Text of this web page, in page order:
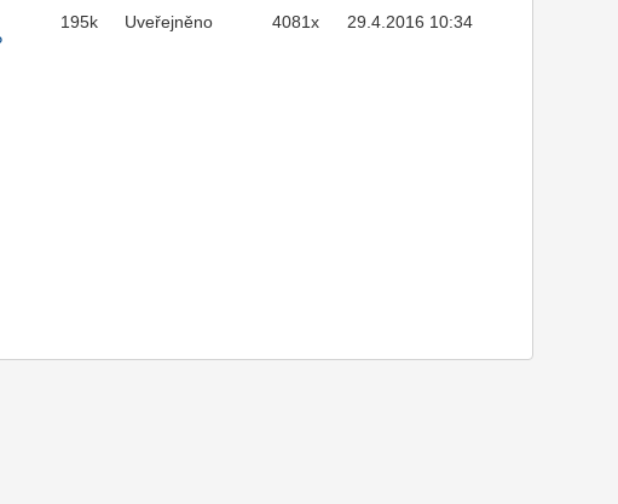
195k Uveřejněno 4081x 29.4.2016 10:34